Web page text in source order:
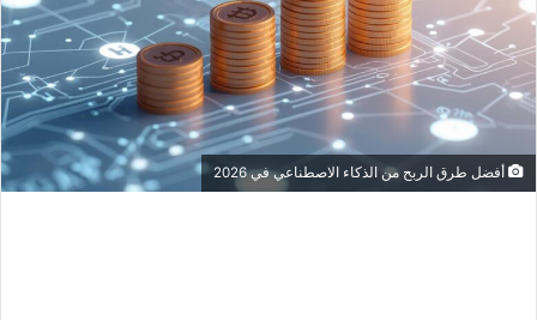
أفضل طرق الربح من الذكاء الاصطناعي في 2026